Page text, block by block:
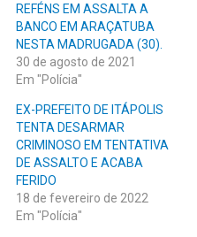
REFÉNS EM ASSALTA A
BANCO EM ARAÇATUBA
NESTA MADRUGADA (30).
30 de agosto de 2021
Em "Polícia"
EX-PREFEITO DE ITÁPOLIS
TENTA DESARMAR
CRIMINOSO EM TENTATIVA
DE ASSALTO E ACABA
FERIDO
18 de fevereiro de 2022
Em "Polícia"